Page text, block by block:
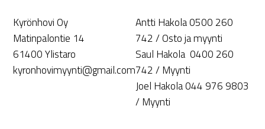
Kyrönhovi Oy
Matinpalontie 14
61400 Ylistaro
kyronhovimyynti@gmail.com
Antti Hakola 0500 260
742 / Osto ja myynti
Saul Hakola 0400 260
742 / Myynti
Joel Hakola 044 976 9803
/ Myynti